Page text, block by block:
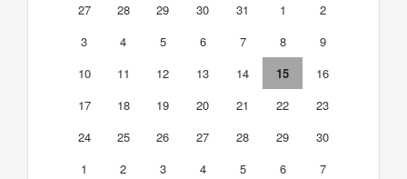
27
28 29 30 31 1
2
3
4 5 6 7 8
9
10
11 12 13 14 15
16
17
18 19 20 21 22
23
24
25 26 27 28 29
30
1
2 3 4 5 6 7